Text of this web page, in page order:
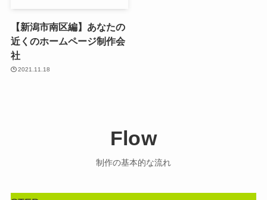
【新潟市南区編】あなたの
近くのホームページ制作会
社
2021.11.18
Flow
制作の基本的な流れ